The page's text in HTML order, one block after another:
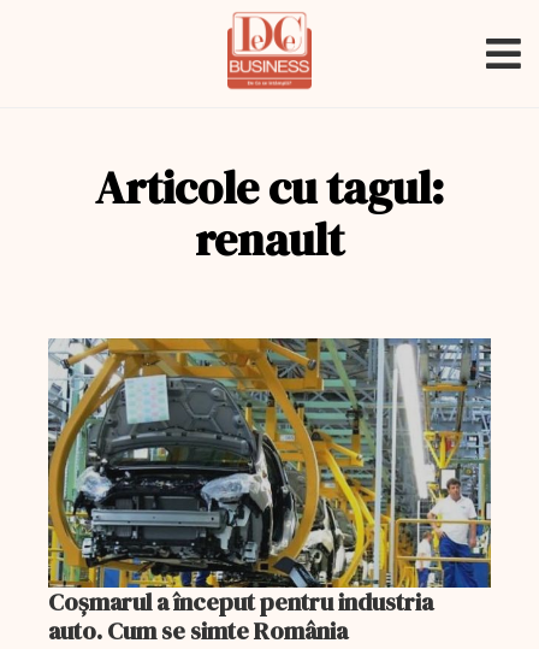
Articole cu tagul:
renault
Coșmarul a început pentru industria
auto. Cum se simte România